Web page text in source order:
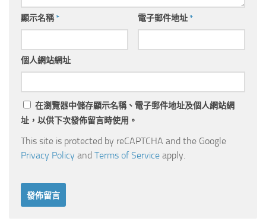
顯示名稱* 電子郵件地址*
個人網站網址
在瀏覽器中儲存顯示名稱、電子郵件地址及個人網站網
址，以供下次發佈留言時使用。
This site is protected by reCAPTCHA and the Google
Privacy Policy and Terms of Service apply.